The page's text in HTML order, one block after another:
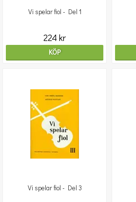
Vi spelar fiol - Del 1
224 kr
KÖP
Vi spelar fiol - Del 3